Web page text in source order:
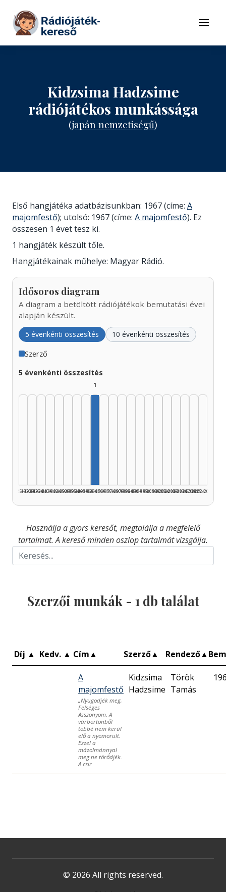
Tovább a tartalomhoz
Menü
Kidzsima Hadzsime
rádiójátékos munkássága
(japán nemzetiségű)
Első hangjátéka adatbázisunkban: 1967 (címe: A
majomfestő); utolsó: 1967 (címe: A majomfestő). Ez
összesen 1 évet tesz ki.
1 hangjáték készült tőle.
Hangjátékainak műhelye: Magyar Rádió.
Idősoros diagram
A diagram a betöltött rádiójátékok bemutatási évei
alapján készült.
5 évenkénti összesítés 10 évenkénti összesítés
Szerző
5 évenkénti összesítés
1925–1929
1930–1934
1935–1939
1940–1944
1945–1949
1950–1954
1955–1959
1960–1964
1
1965–1969
1970–1974
1975–1979
1980–1984
1985–1989
1990–1994
1995–1999
2000–2004
2005–2009
2010–2014
2015–2019
2020–2024
2025–2026
Használja a gyors keresőt, megtalálja a megfelelő
tartalmat. A kereső minden oszlop tartalmát vizsgálja.
Szerzői munkák - 1 db találat
Díj ▲ Kedv. ▲ Cím▲ Szerző▲ Rendező▲
A
majomfestő
„Nyugodjék meg,
Felséges
Asszonyom. A
várbörtönből
többé nem kerül
elő a nyomorult.
Ezzel a
mázolmánnyal
meg ne törődjék.
A csir
Kidzsima
Hadzsime
Török
Tamás
© 2026 All rights reserved.